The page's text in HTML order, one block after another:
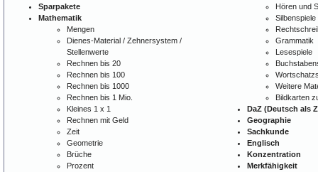
Sparpakete
Mathematik
Mengen
Dienes-Material / Zehnersystem /
Stellenwerte
Rechnen bis 20
Rechnen bis 100
Rechnen bis 1000
Rechnen bis 1 Mio.
Kleines 1 x 1
Rechnen mit Geld
Zeit
Geometrie
Brüche
Prozent
Hören und
Silbenspiele
Grammatik
Lesespiele
Weitere
Bildkarten
DaZ (Deutsch als
Geographie
Sachkunde
Englisch
Konzentration
Merkfähigkeit